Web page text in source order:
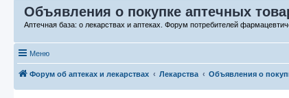
Объявления о покупке аптечных
Аптечная база: о лекарствах и аптеках. Форум потребителей
Меню
Форум об аптеках и лекарствах Лекарства Объявления о